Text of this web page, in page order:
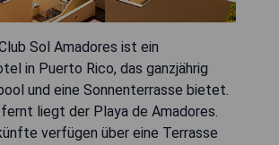
Sol Amadores ist ein
in Puerto Rico, das ganzjährig
und eine Sonnenterrasse bietet.
liegt der Playa de Amadores.
verfügen über eine Terrasse